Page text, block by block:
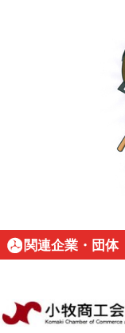
関連企業・団体